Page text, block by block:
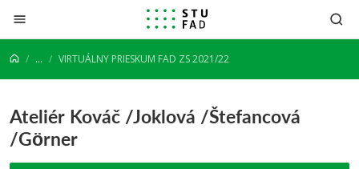
Prejsť na obsah
... VIRTUÁLNY PRIESKUM FAD ZS 2021/22
Ateliér Kováč /Joklová /Štefancová
/Görner